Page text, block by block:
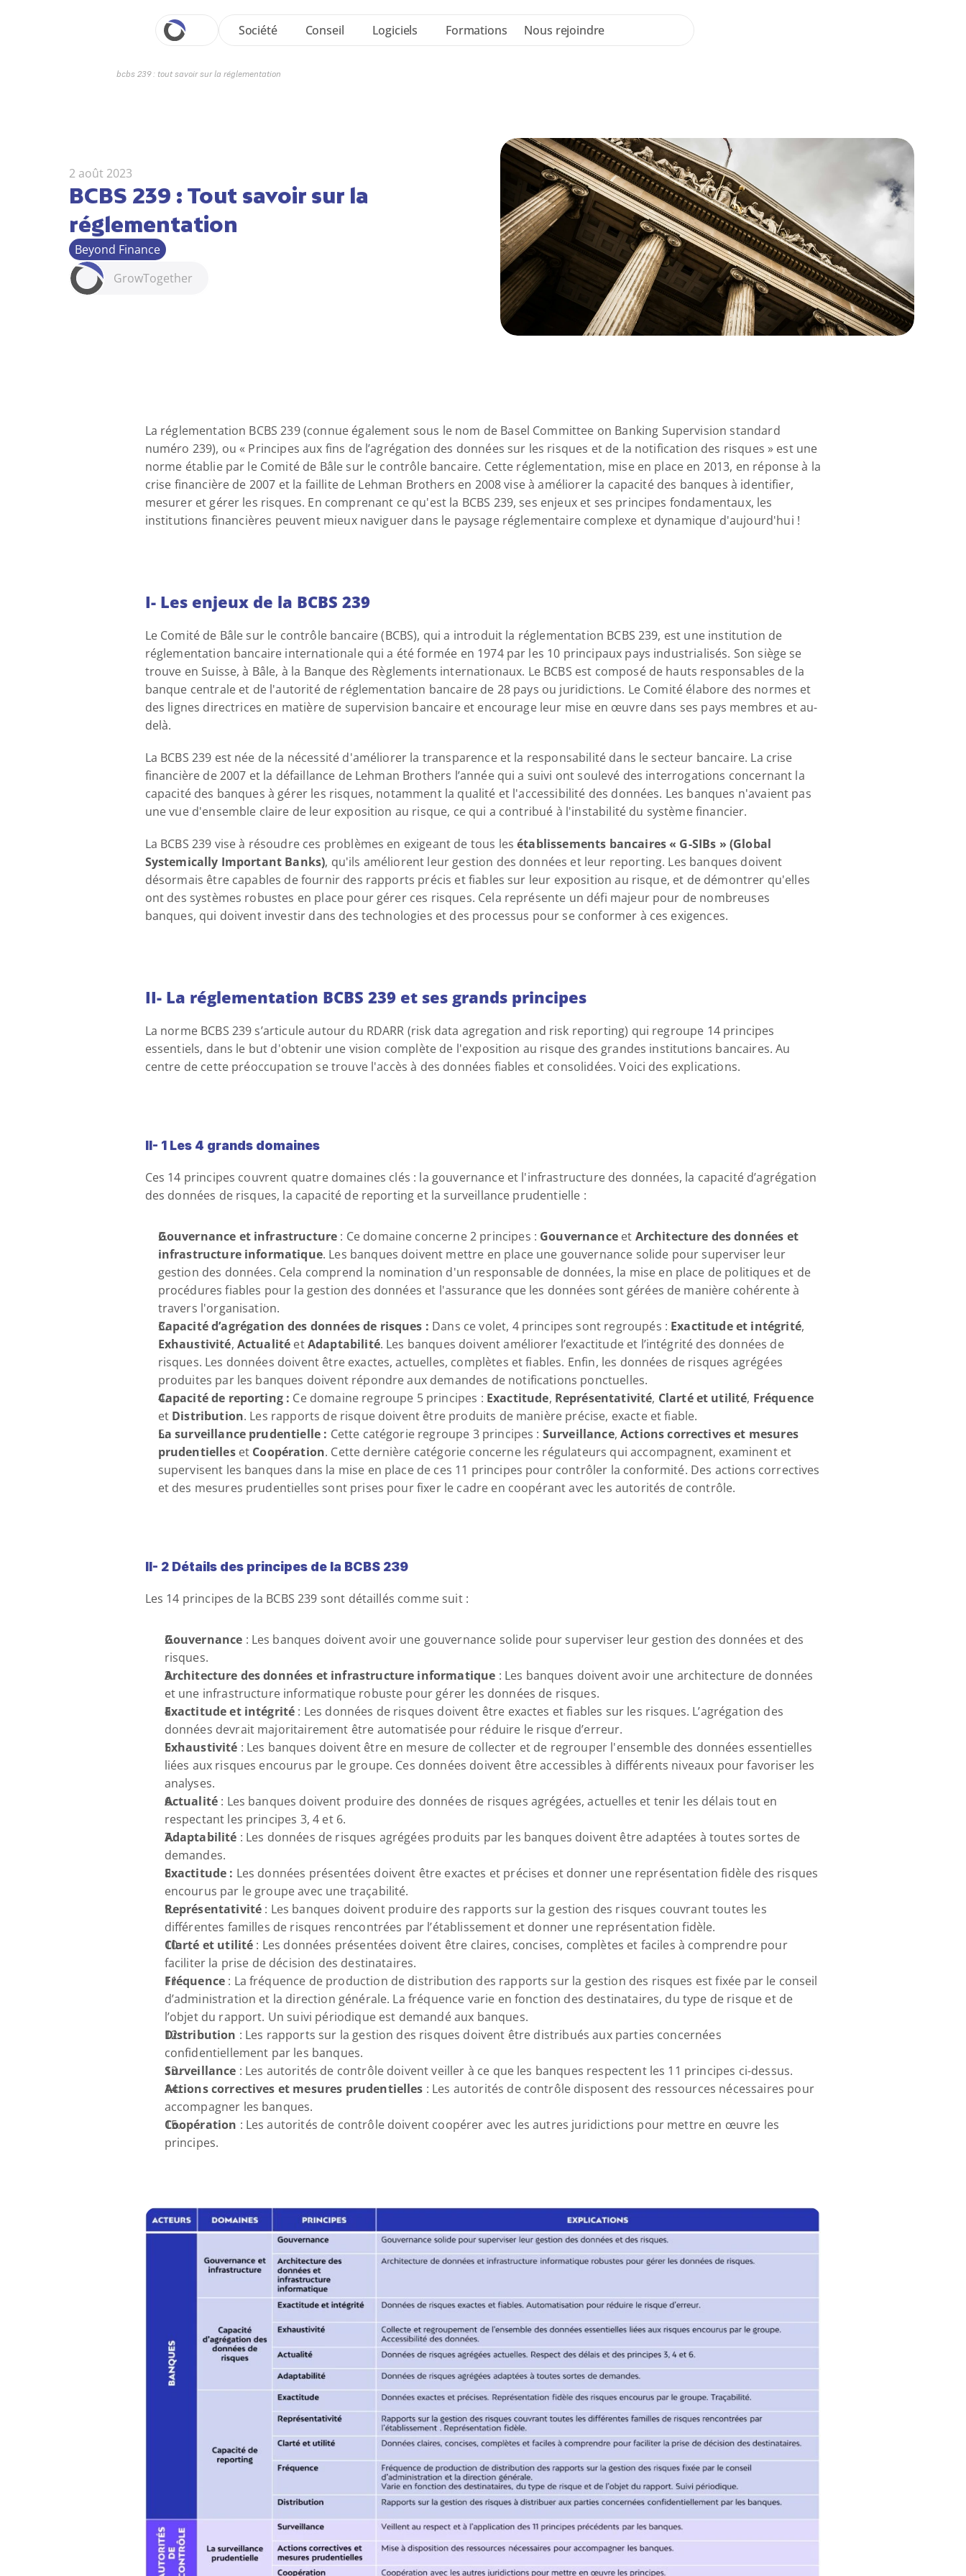
Société Conseil Logiciels Formations Nous rejoindre
bcbs 239 : tout savoir sur la réglementation
2 août 2023
BCBS 239 : Tout savoir sur la
réglementation
Beyond Finance
GrowTogether
La réglementation BCBS 239 (connue également sous le nom de Basel Committee on Banking Supervision standard
numéro 239), ou « Principes aux fins de l’agrégation des données sur les risques et de la notification des risques » est une
norme établie par le Comité de Bâle sur le contrôle bancaire. Cette réglementation, mise en place en 2013, en réponse à la
crise financière de 2007 et la faillite de Lehman Brothers en 2008 vise à améliorer la capacité des banques à identifier,
mesurer et gérer les risques. En comprenant ce qu'est la BCBS 239, ses enjeux et ses principes fondamentaux, les
institutions financières peuvent mieux naviguer dans le paysage réglementaire complexe et dynamique d'aujourd'hui !
I- Les enjeux de la BCBS 239
Le Comité de Bâle sur le contrôle bancaire (BCBS), qui a introduit la réglementation BCBS 239, est une institution de
réglementation bancaire internationale qui a été formée en 1974 par les 10 principaux pays industrialisés. Son siège se
trouve en Suisse, à Bâle, à la Banque des Règlements internationaux. Le BCBS est composé de hauts responsables de la
banque centrale et de l'autorité de réglementation bancaire de 28 pays ou juridictions. Le Comité élabore des normes et
des lignes directrices en matière de supervision bancaire et encourage leur mise en œuvre dans ses pays membres et au-
delà.
La BCBS 239 est née de la nécessité d'améliorer la transparence et la responsabilité dans le secteur bancaire. La crise
financière de 2007 et la défaillance de Lehman Brothers l’année qui a suivi ont soulevé des interrogations concernant la
capacité des banques à gérer les risques, notamment la qualité et l'accessibilité des données. Les banques n'avaient pas
une vue d'ensemble claire de leur exposition au risque, ce qui a contribué à l'instabilité du système financier.
La BCBS 239 vise à résoudre ces problèmes en exigeant de tous les établissements bancaires « G-SIBs » (Global
Systemically Important Banks), qu'ils améliorent leur gestion des données et leur reporting. Les banques doivent
désormais être capables de fournir des rapports précis et fiables sur leur exposition au risque, et de démontrer qu'elles
ont des systèmes robustes en place pour gérer ces risques. Cela représente un défi majeur pour de nombreuses
banques, qui doivent investir dans des technologies et des processus pour se conformer à ces exigences.
II- La réglementation BCBS 239 et ses grands principes
La norme BCBS 239 s’articule autour du RDARR (risk data agregation and risk reporting) qui regroupe 14 principes
essentiels, dans le but d'obtenir une vision complète de l'exposition au risque des grandes institutions bancaires. Au
centre de cette préoccupation se trouve l'accès à des données fiables et consolidées. Voici des explications.
II- 1 Les 4 grands domaines
Ces 14 principes couvrent quatre domaines clés : la gouvernance et l'infrastructure des données, la capacité d’agrégation
des données de risques, la capacité de reporting et la surveillance prudentielle :
Gouvernance et infrastructure : Ce domaine concerne 2 principes : Gouvernance et Architecture des données et
infrastructure informatique. Les banques doivent mettre en place une gouvernance solide pour superviser leur
gestion des données. Cela comprend la nomination d'un responsable de données, la mise en place de politiques et de
procédures fiables pour la gestion des données et l'assurance que les données sont gérées de manière cohérente à
travers l'organisation.
Capacité d’agrégation des données de risques : Dans ce volet, 4 principes sont regroupés : Exactitude et intégrité
Exhaustivité, Actualité et Adaptabilité. Les banques doivent améliorer l’exactitude et l’intégrité des données de
risques. Les données doivent être exactes, actuelles, complètes et fiables. Enfin, les données de risques agrégées
produites par les banques doivent répondre aux demandes de notifications ponctuelles.
Capacité de reporting : Ce domaine regroupe 5 principes : Exactitude, Représentativité, Clarté et utilité, Fréquence
et Distribution. Les rapports de risque doivent être produits de manière précise, exacte et fiable.
La surveillance prudentielle : Cette catégorie regroupe 3 principes : Surveillance, Actions correctives et mesures
prudentielles et Coopération. Cette dernière catégorie concerne les régulateurs qui accompagnent, examinent et
supervisent les banques dans la mise en place de ces 11 principes pour contrôler la conformité. Des actions correctives
et des mesures prudentielles sont prises pour fixer le cadre en coopérant avec les autorités de contrôle.
II- 2 Détails des principes de la BCBS 239
Les 14 principes de la BCBS 239 sont détaillés comme suit :
Gouvernance : Les banques doivent avoir une gouvernance solide pour superviser leur gestion des données et des
risques.
Architecture des données et infrastructure informatique : Les banques doivent avoir une architecture de données
et une infrastructure informatique robuste pour gérer les données de risques.
Exactitude et intégrité : Les données de risques doivent être exactes et fiables sur les risques. L’agrégation des
données devrait majoritairement être automatisée pour réduire le risque d’erreur.
Exhaustivité : Les banques doivent être en mesure de collecter et de regrouper l'ensemble des données essentielles
liées aux risques encourus par le groupe. Ces données doivent être accessibles à différents niveaux pour favoriser les
analyses.
Actualité : Les banques doivent produire des données de risques agrégées, actuelles et tenir les délais tout en
respectant les principes 3, 4 et 6.
Adaptabilité : Les données de risques agrégées produits par les banques doivent être adaptées à toutes sortes de
demandes.
Exactitude : Les données présentées doivent être exactes et précises et donner une représentation fidèle des risques
encourus par le groupe avec une traçabilité.
Représentativité : Les banques doivent produire des rapports sur la gestion des risques couvrant toutes les
différentes familles de risques rencontrées par l’établissement et donner une représentation fidèle.
Clarté et utilité : Les données présentées doivent être claires, concises, complètes et faciles à comprendre pour
faciliter la prise de décision des destinataires.
Fréquence : La fréquence de production de distribution des rapports sur la gestion des risques est fixée par le conseil
d’administration et la direction générale. La fréquence varie en fonction des destinataires, du type de risque et de
l’objet du rapport. Un suivi périodique est demandé aux banques.
Distribution : Les rapports sur la gestion des risques doivent être distribués aux parties concernées
confidentiellement par les banques.
Surveillance : Les autorités de contrôle doivent veiller à ce que les banques respectent les 11 principes ci-dessus.
Actions correctives et mesures prudentielles : Les autorités de contrôle disposent des ressources nécessaires pour
accompagner les banques.
Coopération : Les autorités de contrôle doivent coopérer avec les autres juridictions pour mettre en œuvre les
principes.